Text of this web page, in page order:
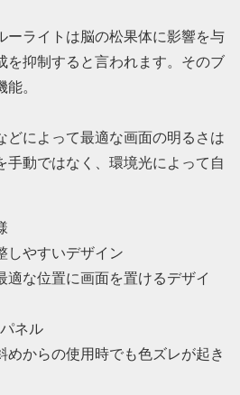
ーライトは脳の松果体に影響を与
を抑制すると言われます。そのブ
。
どによって最適な画面の明るさは
手動ではなく、環境光によって自
しやすいデザイン
適な位置に画面を置けるデザイ
ネル
めからの使用時でも色ズレが起き